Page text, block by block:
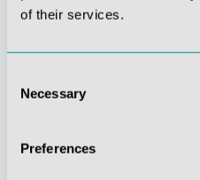
of their services.
Selection
Necessary
Preferences
Kundenorientierung